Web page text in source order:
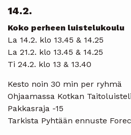
14.2.
Koko perheen luistelukoulu
La 14.2. klo 13.45 & 14.25
La 21.2. klo 13.45 & 14.25
Ti 24.2. klo 13 & 13.40
Kesto noin 30 min per ryhmä
Ohjaamassa Kotkan
Pakkasraja -15
Tarkista Pyhtään ennuste